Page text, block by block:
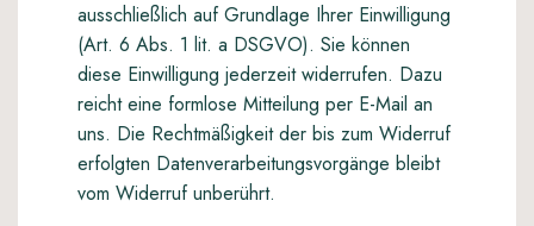
ausschließlich auf Grundlage Ihrer Einwilligung
(Art. 6 Abs. 1 lit. a DSGVO). Sie können
diese Einwilligung jederzeit widerrufen. Dazu
reicht eine formlose Mitteilung per E-Mail an
uns. Die Rechtmäßigkeit der bis zum Widerruf
erfolgten Datenverarbeitungsvorgänge bleibt
vom Widerruf unberührt.